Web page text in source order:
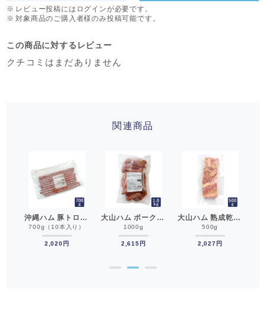
この商品に対するレビュー
クチコミはまだありません
レビュー投稿にはログインが必要です。
対象商品のご購入者様のみ投稿可能です。
関連商品
沖縄ハム 豚トロ入りウインナーFT70 700g ソーセージ ロング__
700g（10本入り）
2,020円
大山ハム ポークフランク K195 1kg ソーセージ あらびき__
1000g
2,615円
大山ハム 熟成乾塩ベーコン8mm D521 500g ベーコン__
500g
2,027円
● ●